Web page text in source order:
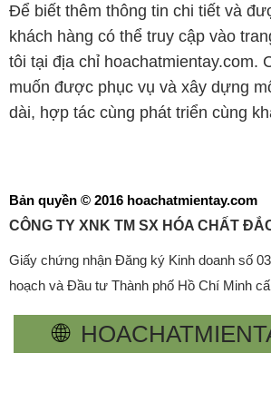
Để biết thêm thông tin chi tiết và
khách hàng có thể truy cập vào
tôi tại địa chỉ hoachatmientay.com.
muốn được phục vụ và xây dựng
dài, hợp tác cùng phát triển cùng
Bản quyền © 2016 hoachatmientay.com
CÔNG TY XNK TM SX HÓA CHẤT
Giấy chứng nhận Đăng ký Kinh doanh số
hoạch và Đầu tư Thành phố Hồ Chí Minh
🌐